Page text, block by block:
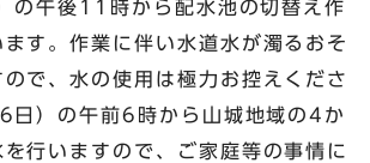
の午後11時から配水池の切替え作
す。作業に伴い水道水が濁るおそ
で、水の使用は極力お控えくださ
日）の午前6時から山城地域の4か
行いますので、ご家庭等の事情に